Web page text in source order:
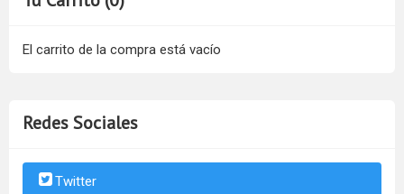
El carrito de la compra está vacío
Redes Sociales
Twitter